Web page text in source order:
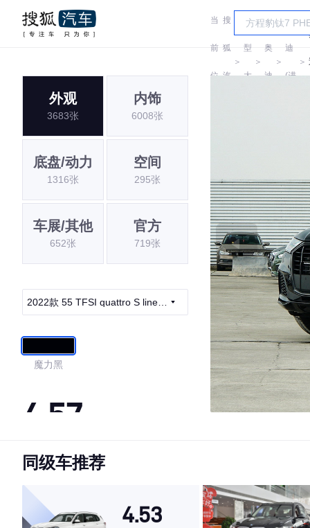
当
前
位
搜
狐
汽
＞
车
型
大
＞
奥
迪
＞
奥
迪
(进
＞
外观
3683张
内饰
6008张
底盘/动力
1316张
空间
295张
车展/其他
652张
官方
719张
2022款 55 TFSI quattro S line冰
魔力黑
4.57
·外观表现一般，低于83%同级车
·空间表现一般，低于70%同级车
同级车推荐
4.53